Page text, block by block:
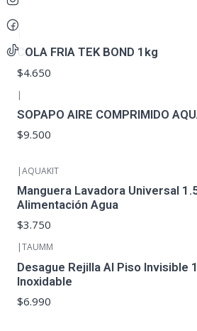
|
COLA FRIA TEK BOND 1kg
$4.650
|
SOPAPO AIRE COMPRIMIDO
$9.500
|AQUAKIT
Manguera Lavadora Universal
Alimentación Agua
$3.750
|TAUMM
Desague Rejilla Al Piso Invisible
Inoxidable
$6.990